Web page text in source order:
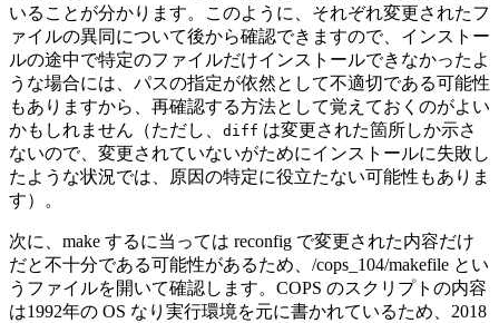
いることが分かります。このように、それぞれ変更されたフ
ァイルの異同について後から確認できますので、インストー
ルの途中で特定のファイルだけインストールできなかったよ
うな場合には、パスの指定が依然として不適切である可能性
もありますから、再確認する方法として覚えておくのがよい
かもしれません（ただし、 diff は変更された箇所しか示さ
ないので、変更されていないがためにインストールに失敗し
たような状況では、原因の特定に役立たない可能性もありま
す）。
次に、make するに当っては reconfig で変更された内容だけ
だと不十分である可能性があるため、/cops_104/makefile とい
うファイルを開いて確認します。COPS のスクリプトの内容
は1992年の OS なり実行環境を元に書かれているため、2018